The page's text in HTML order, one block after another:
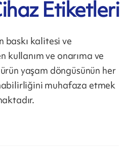
Etiketleri
baskı kalitesi ve
kullanım ve onarıma ve
yaşam döngüsünün her
muhafaza etmek